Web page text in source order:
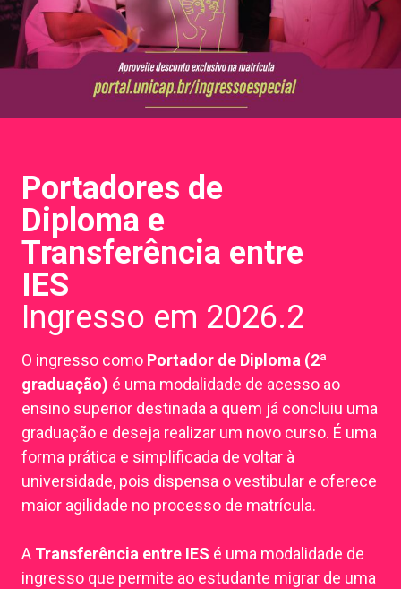
Portadores de
Diploma e
Transferência entre
IES
Ingresso em 2026.2
O ingresso como Portador de Diploma (2ª
graduação) é uma modalidade de acesso ao
ensino superior destinada a quem já concluiu uma
graduação e deseja realizar um novo curso. É uma
forma prática e simplificada de voltar à
universidade, pois dispensa o vestibular e oferece
maior agilidade no processo de matrícula.
A Transferência entre IES é uma modalidade de
ingresso que permite ao estudante migrar de uma